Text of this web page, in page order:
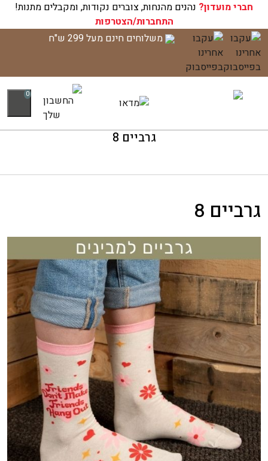
חברי מועדון? נהנים מהנחות, צוברים נקודות, ומקבלים מתנות!
התחברות/הצטרפות
דלג
לתוכן
משלוחים חינם מעל 299 ש"ח
0
עגלת הקניות שלך ריקה כעת!
גרביים 8
גרביים 8